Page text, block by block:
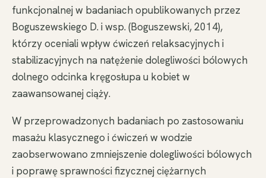
funkcjonalnej w badaniach opublikowanych przez
Boguszewskiego D. i wsp. (Boguszewski, 2014),
którzy oceniali wpływ ćwiczeń relaksacyjnych i
stabilizacyjnych na natężenie dolegliwości bólowych
dolnego odcinka kręgosłupa u kobiet w
zaawansowanej ciąży.
W przeprowadzonych badaniach po zastosowaniu
masażu klasycznego i ćwiczeń w wodzie
zaobserwowano zmniejszenie dolegliwości bólowych
i poprawę sprawności fizycznej ciężarnych